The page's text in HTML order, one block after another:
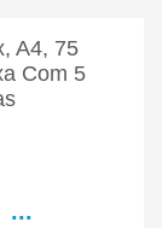
A4, 75
Com 5
...